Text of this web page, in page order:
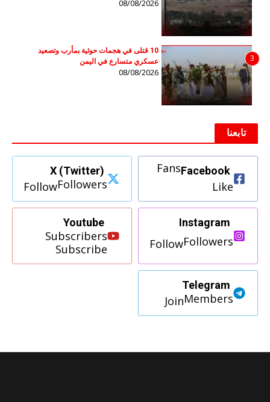
08/08/2026
3
10 قتلى في هجمات حوثية بمأرب وتصعيد
عسكري متسارع في اليمن
08/08/2026
تابعنا
Facebook
Fans
Like
X (Twitter)
Followers
Follow
Instagram
Followers
Follow
Youtube
Subscribers
Subscribe
Telegram
Members
Join